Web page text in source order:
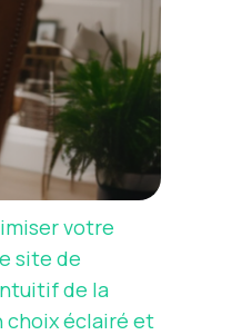
votre
site de
de la
choix éclairé et